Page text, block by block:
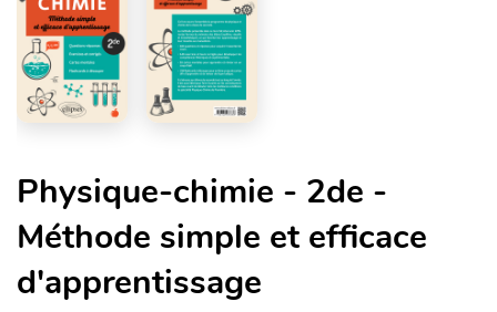
Physique-chimie - 2de -
Méthode simple et efficace
d'apprentissage